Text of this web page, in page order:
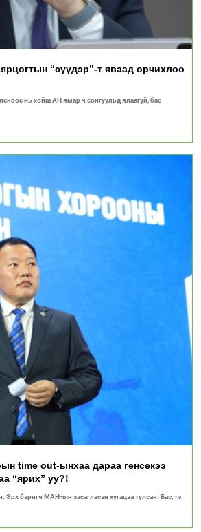
“сүүдэр”-т яваад орчихлоо
нь хойш АН ямар ч сонгуульд ялаагүй, бас
time out-ынхаа дараа генсекээ
“ярих” уу?!
Эрх баригч МАН-ын засагласан хугацаа тулсан. Бас, тэ